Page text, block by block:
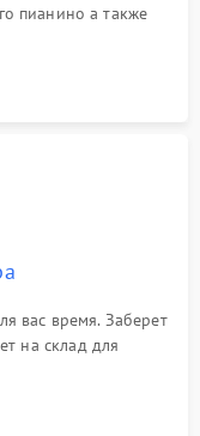
пианино а также
вас время. Заберет
на склад для